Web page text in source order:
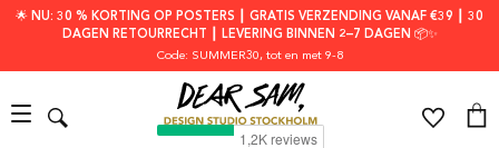
🌟 NU: 30 % KORTING OP POSTERS ┃ GRATIS VERZENDING VANAF €39 ┃ 30
DAGEN RETOURRECHT ┃ LEVERING BINNEN 2–7 DAGEN 📦✨
Code: SUMMER30, tot en met 9-8